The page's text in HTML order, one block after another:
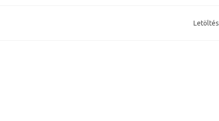
Letöltés